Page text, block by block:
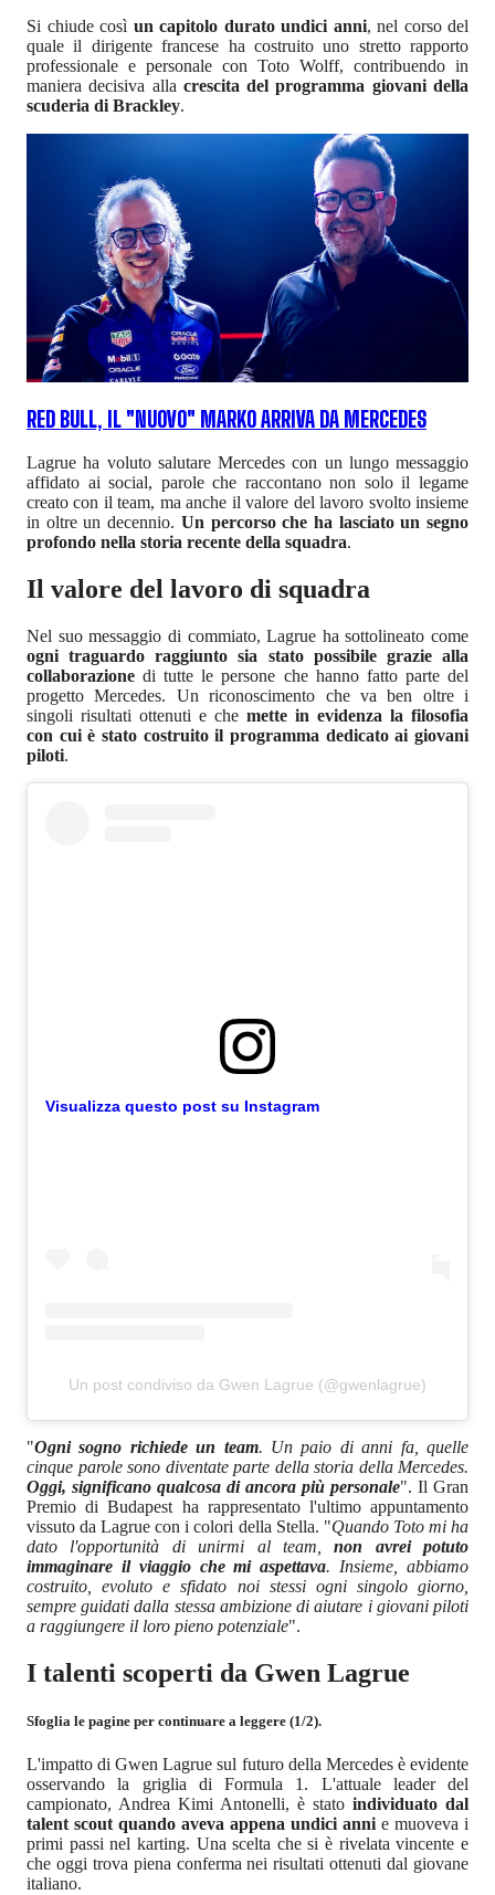
Si chiude così un capitolo durato undici anni, nel corso del
quale il dirigente francese ha costruito uno stretto rapporto
professionale e personale con Toto Wolff, contribuendo in
maniera decisiva alla crescita del programma giovani della
scuderia di Brackley.
RED BULL, IL "NUOVO" MARKO ARRIVA DA MERCEDES
Lagrue ha voluto salutare Mercedes con un lungo messaggio
affidato ai social, parole che raccontano non solo il legame
creato con il team, ma anche il valore del lavoro svolto insieme
in oltre un decennio. Un percorso che ha lasciato un segno
profondo nella storia recente della squadra.
Il valore del lavoro di squadra
Nel suo messaggio di commiato, Lagrue ha sottolineato come
ogni traguardo raggiunto sia stato possibile grazie alla
collaborazione di tutte le persone che hanno fatto parte del
progetto Mercedes. Un riconoscimento che va ben oltre i
singoli risultati ottenuti e che mette in evidenza la filosofia
con cui è stato costruito il programma dedicato ai giovani
piloti.
Visualizza questo post su Instagram
Un post condiviso da Gwen Lagrue (@gwenlagrue)
"Ogni sogno richiede un team. Un paio di anni fa, quelle
cinque parole sono diventate parte della storia della Mercedes.
Oggi, significano qualcosa di ancora più personale". Il Gran
Premio di Budapest ha rappresentato l'ultimo appuntamento
vissuto da Lagrue con i colori della Stella. "Quando Toto mi ha
dato l'opportunità di unirmi al team,non avrei potuto
immaginare il viaggio che mi aspettava. Insieme, abbiamo
costruito, evoluto e sfidato noi stessi ogni singolo giorno,
sempre guidati dalla stessa ambizione di aiutare i giovani piloti
a raggiungere il loro pieno potenziale".
I talenti scoperti da Gwen Lagrue
Sfoglia le pagine per continuare a leggere (1/2).
L'impatto di Gwen Lagrue sul futuro della Mercedes è evidente
osservando la griglia di Formula 1. L'attuale leader del
campionato, Andrea Kimi Antonelli, è stato individuato dal
talent scout quando aveva appena undici annie muoveva i
primi passi nel karting. Una scelta che si è rivelata vincente e
che oggi trova piena conferma nei risultati ottenuti dal giovane
italiano.